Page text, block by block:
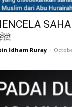
MUHAMMAD ﷺ
Idham Ruray -